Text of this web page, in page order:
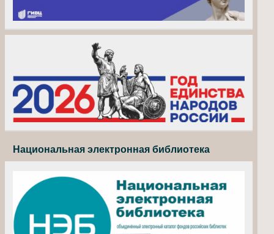
Национальная электронная библиотека